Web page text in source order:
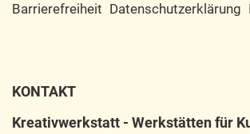
Barrierefreiheit Datenschutzerklärung
KONTAKT
Kreativwerkstatt - Werkstätten für